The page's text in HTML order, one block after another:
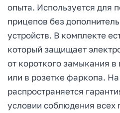
опыта. Используется для
прицепов без
устройств. В комплекте
который защищает
от короткого замыкания
или в розетке фаркопа.
распространяется
условии соблюдения всех